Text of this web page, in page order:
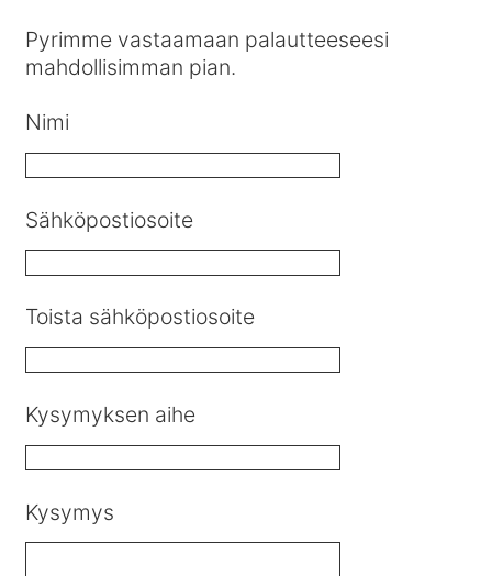
Pyrimme vastaamaan palautteeseesi
mahdollisimman pian.
Nimi
Sähköpostiosoite
Toista sähköpostiosoite
Kysymyksen aihe
Kysymys